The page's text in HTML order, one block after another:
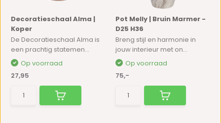
Decoratieschaal Alma |
Koper
De Decoratieschaal Alma is
een prachtig statemen...
Op voorraad
27,95
Pot Melly | Bruin Marmer -
D25 H36
Breng stijl en harmonie in
jouw interieur met on...
Op voorraad
75,-